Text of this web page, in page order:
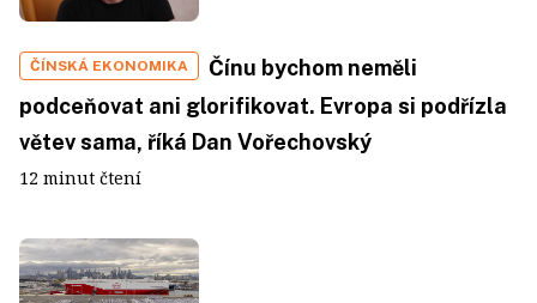
ČÍNSKÁ EKONOMIKA
Čínu bychom neměli
podceňovat ani glorifikovat. Evropa si podřízla
větev sama, říká Dan Vořechovský
12 minut čtení